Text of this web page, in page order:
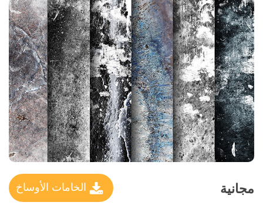
مجانية الخامات الأوساخ